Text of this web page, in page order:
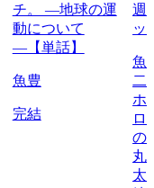
チ。 ―地球の運
動について
―【単話】
魚豊
完結
週
ッ
魚
二
ホ
ロ
の
丸
太